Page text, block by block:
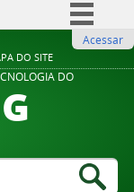
DO SITE
BR
Acessar
DO